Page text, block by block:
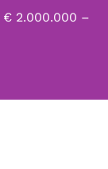
€ 2.000.000 –